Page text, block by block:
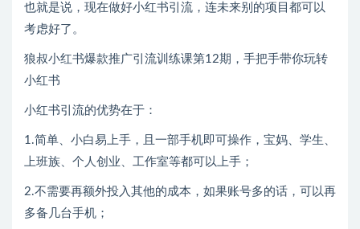
也就是说，现在做好小红书引流，连未来别的项目都可以
考虑好了。
狼叔小红书爆款推广引流训练课第12期，手把手带你玩转
小红书
小红书引流的优势在于：
1.简单、小白易上手，且一部手机即可操作，宝妈、学生、
上班族、个人创业、工作室等都可以上手；
2.不需要再额外投入其他的成本，如果账号多的话，可以再
多备几台手机；